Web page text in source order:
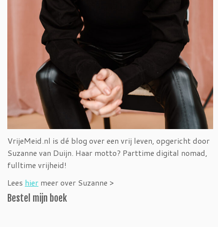
VrijeMeid.nl is dé blog over een vrij leven, opgericht door
Suzanne van Duijn. Haar motto? Parttime digital nomad,
fulltime vrijheid!
Lees hier meer over Suzanne >
Bestel mijn boek